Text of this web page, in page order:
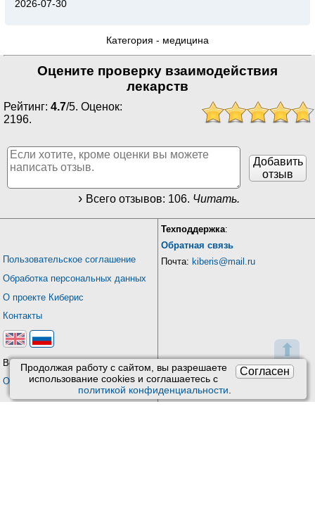
⬆
Согласен
Продолжая работу с сайтом, вы разрешаете
использование сookies и соглашаетесь с
политикой конфиденциальности.
2026-07-30
Категория - медицина
Оцените проверку взаимодействия
лекарств
Рейтинг: 4.7/5. Оценок:
2196.
Добавить
отзыв
Всего отзывов: 106. Читать.
Пользовательское соглашение
Обработка персональных данных
О проекте Киберис
Контакты
Версия: 4.9
Обновления
Техподдержка:
Обратная связь
Почта: kiberis@mail.ru